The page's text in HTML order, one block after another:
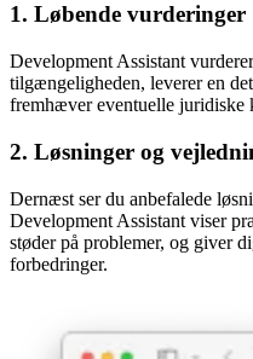
1. Løbende vurderinger
Development Assistant
tilgængeligheden, leverer en
fremhæver eventuelle juridiske
2. Løsninger og
Dernæst ser du anbefalede
Development Assistant viser
støder på problemer, og giver
forbedringer.